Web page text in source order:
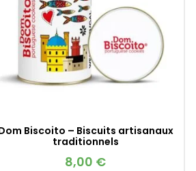
Biscoito – Biscuits artisanaux
traditionnels
8,00 €